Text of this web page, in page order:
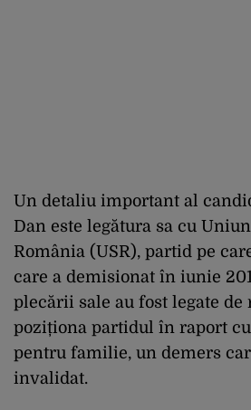
Un detaliu important al
Dan este legătura sa cu
România (USR), partid pe
care a demisionat în iunie
plecării sale au fost legate de
poziționa partidul în raport
pentru familie, un demers
invalidat.